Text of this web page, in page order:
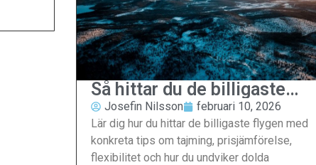
Så hittar du de billigaste
flygen
Josefin Nilsson
februari 10, 2026
Lär dig hur du hittar de billigaste flygen med
konkreta tips om tajming, prisjämförelse,
flexibilitet och hur du undviker dolda